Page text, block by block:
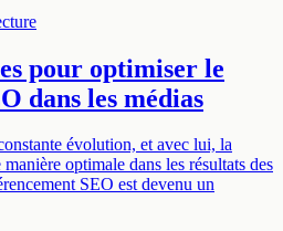
pour optimiser le
dans les médias
évolution, et avec lui, la
optimale dans les résultats des
SEO est devenu un